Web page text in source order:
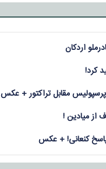
اردکان
کرد!
مقابل تراکتور + عکس
کنعانی! + عکس